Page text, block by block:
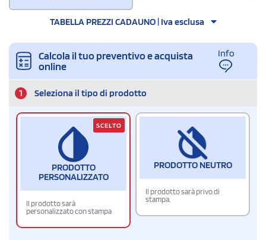
TABELLA PREZZI CADAUNO | Iva esclusa
Calcola il tuo preventivo e acquista
online
Info
1 Seleziona il tipo di prodotto
PRODOTTO
PERSONALIZZATO
Il prodotto sarà
personalizzato con stampa
SCELTO
PRODOTTO NEUTRO
Il prodotto sarà privo di
stampa.